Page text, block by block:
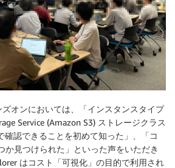
ズオンにおいては、「インスタンスタイプ
Service (Amazon S3) ストレージクラス
確認できることを初めて知った」、「コ
か見つけられた」といった声をいただき
はコスト「可視化」の目的で利用され